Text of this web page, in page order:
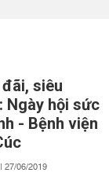
siêu
Ngày hội sức
- Bệnh viện
27/06/2019